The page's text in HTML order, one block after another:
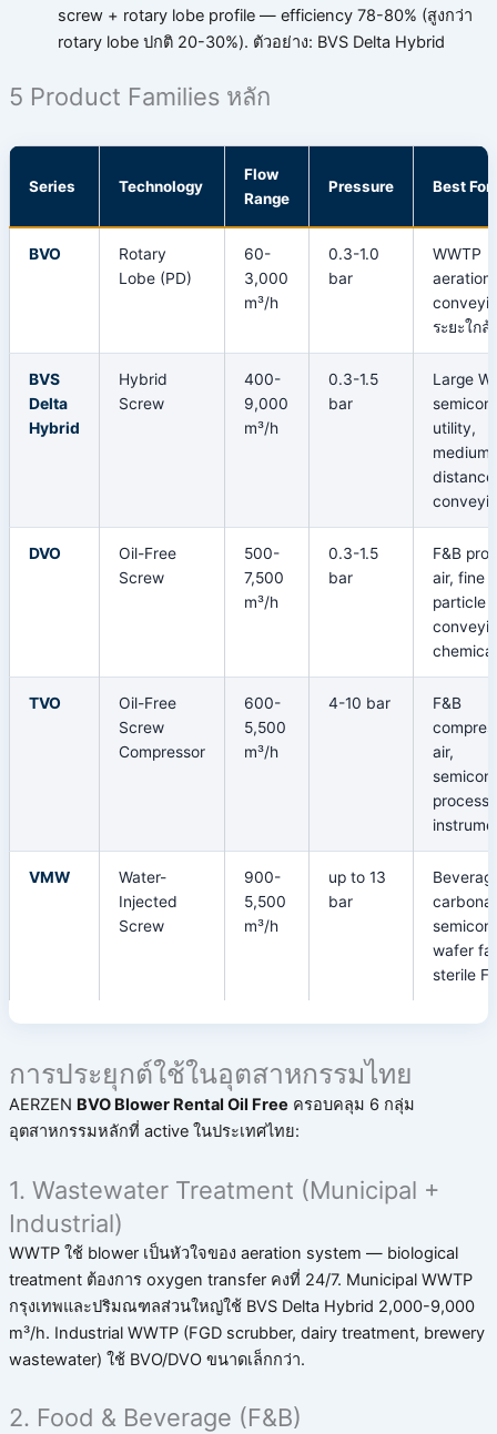
screw + rotary lobe profile — efficiency 78-80% (สูงกว่า
rotary lobe ปกติ 20-30%). ตัวอย่าง: BVS Delta Hybrid
5 Product Families หลัก
Series Technology
Flow
Range
Pressure Best For
BVO
Rotary
Lobe (PD)
60-
3,000
m³/h
0.3-1.0
bar
WWTP
ระยะใกล้
BVS
Delta
Hybrid
Hybrid
Screw
400-
9,000
m³/h
0.3-1.5
bar
Large
utility,
medium-
distance
DVO
Oil-Free
Screw
500-
7,500
m³/h
0.3-1.5
bar
F&B
air, fine
particle
chemical
TVO
Oil-Free
Screw
Compressor
600-
5,500
m³/h
4-10 bar
F&B
air,
process,
VMW
Water-
Injected
Screw
900-
5,500
m³/h
up to 13
bar
wafer
sterile
การประยุกต์ใช้ในอุตสาหกรรมไทย
AERZEN BVO Blower Rental Oil Free ครอบคลุม 6 กลุ่ม
อุตสาหกรรมหลักที่ active ในประเทศไทย:
1. Wastewater Treatment (Municipal +
Industrial)
WWTP ใช้ blower เป็นหัวใจของ aeration system — biological
treatment ต้องการ oxygen transfer คงที่ 24/7. Municipal WWTP
กรุงเทพและปริมณฑลส่วนใหญ่ใช้ BVS Delta Hybrid 2,000-9,000
m³/h. Industrial WWTP (FGD scrubber, dairy treatment, brewery
wastewater) ใช้ BVO/DVO ขนาดเล็กกว่า.
2. Food & Beverage (F&B)